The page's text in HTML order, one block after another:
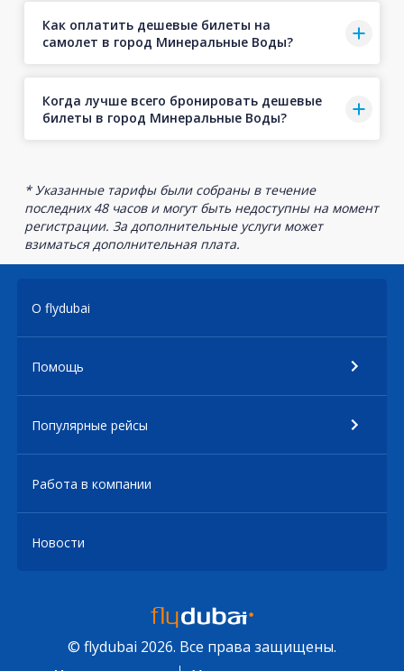
Как оплатить дешевые билеты на
самолет в город Минеральные Воды?
Когда лучше всего бронировать дешевые
билеты в город Минеральные Воды?
* Указанные тарифы были собраны в течение
последних 48 часов и могут быть недоступны на момент
регистрации. За дополнительные услуги может
взиматься дополнительная плата.
О flydubai
Помощь
Популярные рейсы
Работа в компании
Новости
© flydubai 2026. Все права защищены.